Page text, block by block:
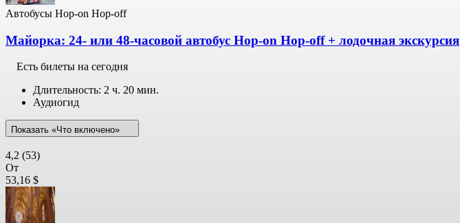
Автобусы Hop-on Hop-off
Майорка: 24- или 48-часовой автобус Hop-on Hop-off + лодочная экскурсия
Есть билеты на сегодня
Длительность: 2 ч. 20 мин.
Аудиогид
Показать «Что включено»
4,2 (53)
От
53,16 $